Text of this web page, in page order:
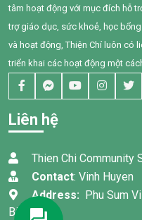
của chính Bối, em đã có
những bước tiến đầy tự hào.
tâm hoạt động với mục đích hỗ
trợ giáo dục, sức khoẻ, học
và hoạt động, Thiện Chí luôn có
triển khai các hoạt động một
Liên hệ
Thien Chi Community
Contact: Vinh Huyen
Address: Phu Sum
Binh Thuan